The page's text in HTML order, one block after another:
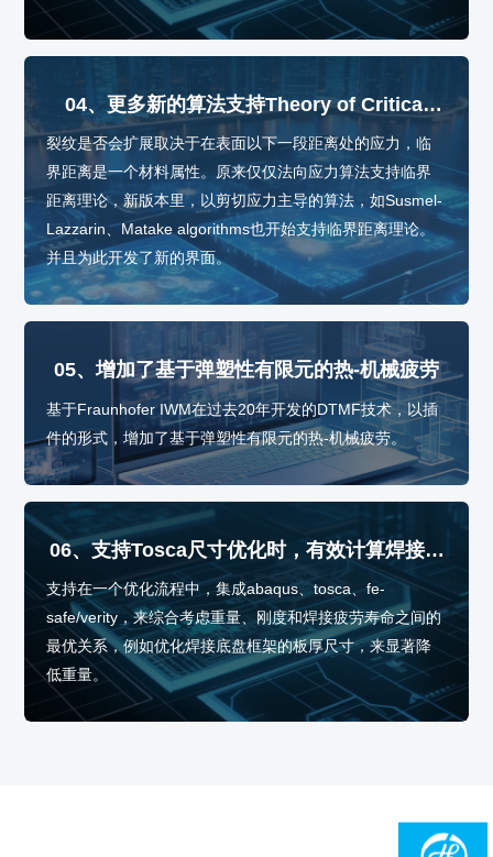
04、更多新的算法支持Theory of Critical
Distances (TCD，临界距离理论)
裂纹是否会扩展取决于在表面以下一段距离处的应力，临
界距离是一个材料属性。原来仅仅法向应力算法支持临界
距离理论，新版本里，以剪切应力主导的算法，如Susmel-
Lazzarin、Matake algorithms也开始支持临界距离理论。
并且为此开发了新的界面。
05、增加了基于弹塑性有限元的热-机械疲劳
基于Fraunhofer IWM在过去20年开发的DTMF技术，以插
件的形式，增加了基于弹塑性有限元的热-机械疲劳。
06、支持Tosca尺寸优化时，有效计算焊接疲
劳寿命的敏感性
支持在一个优化流程中，集成abaqus、tosca、fe-
safe/verity，来综合考虑重量、刚度和焊接疲劳寿命之间的
最优关系，例如优化焊接底盘框架的板厚尺寸，来显著降
低重量。